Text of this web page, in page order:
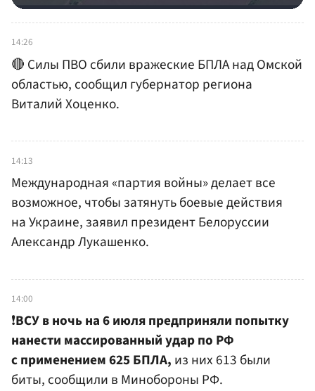
14:26
🔴 Силы ПВО сбили вражеские БПЛА над Омской
областью, сообщил губернатор региона
Виталий Хоценко.
14:13
Международная «партия войны» делает все
возможное, чтобы затянуть боевые действия
на Украине, заявил президент Белоруссии
Александр Лукашенко.
14:00
❗️ВСУ в ночь на 6 июля предприняли попытку
нанести массированный удар по РФ
с применением 625 БПЛА, из них 613 были
биты, сообщили в Минобороны РФ.